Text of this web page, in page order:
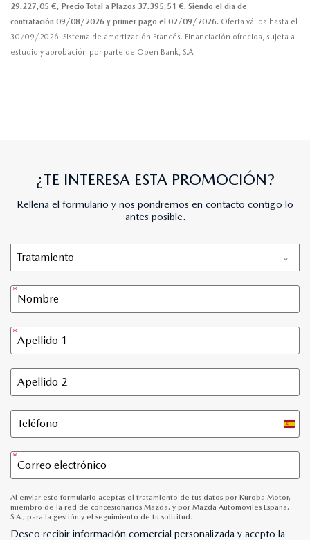
29.227,05 €, Precio Total a Plazos 37.395,51 €. Siendo el día de
contratación 09/08/2026 y primer pago el 02/09/2026. Oferta válida hasta el
30/09/2026. Sistema de amortización Francés. Financiación ofrecida, sujeta a
estudio y aprobación por parte de Open Bank, S.A.
¿TE INTERESA ESTA PROMOCIÓN?
Rellena el formulario y nos pondremos en contacto contigo lo
antes posible.
Tratamiento
Spain
+34
Al enviar este formulario aceptas el tratamiento de tus datos por Kuroba Motor,
miembro de la red de concesionarios Mazda, y por Mazda Automóviles España,
S.A., para la gestión y el seguimiento de tu solicitud.
Deseo recibir información comercial personalizada y acepto la